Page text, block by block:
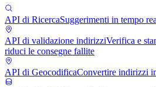
API di RicercaSuggerimenti in tempo
API di validazione indirizziVerifica e
riduci le consegne fallite
API di GeocodificaConvertire indirizzi